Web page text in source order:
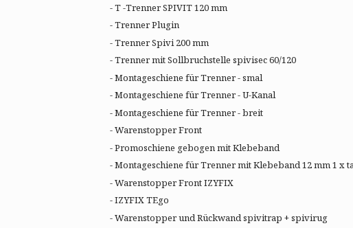
- T -Trenner SPIVIT 120 mm
- Trenner Plugin
- Trenner Spivi 200 mm
- Trenner mit Sollbruchstelle spivisec 60/120
- Montageschiene für Trenner - smal
- Montageschiene für Trenner - U-Kanal
- Montageschiene für Trenner - breit
- Warenstopper Front
- Promoschiene gebogen mit Klebeband
- Montageschiene für Trenner mit Klebeband 12 mm 1 x
- Warenstopper Front IZYFIX
- IZYFIX TEgo
- Warenstopper und Rückwand spivitrap + spivirug